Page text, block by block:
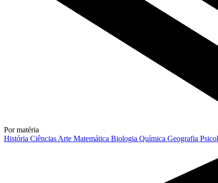
Por matéria
História Ciências Arte Matemática Biologia Química Geografia